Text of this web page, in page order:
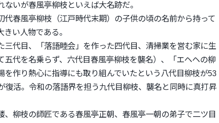
ないが春風亭柳枝と いえば大名跡だ。
代春風亭柳枝（江戸時代末期） の子供の頃の名前から持って
い人物である。
三代目、「 落語睦会」を作った四代目、清掃業を営む家に生
代を名乗らず、 六代目春風亭柳枝を襲名）、「エヘヘの柳
を作り熱心に指導にも取り組んでいたという八代目柳枝が53
復活。令和の落語界を担う九代目柳枝、 襲名と同時に真打昇
柳枝の師匠である春風亭正朝、 春風亭一朝の弟子で二ツ目